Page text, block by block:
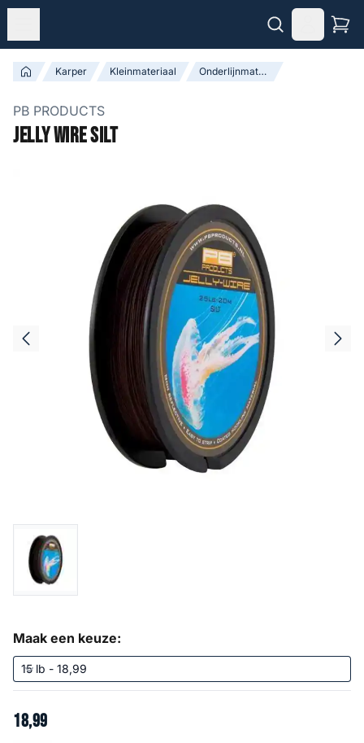
Karper Kleinmateriaal Onderlijnmateriaal
PB PRODUCTS
Jelly Wire Silt
Maak een keuze:
18,99